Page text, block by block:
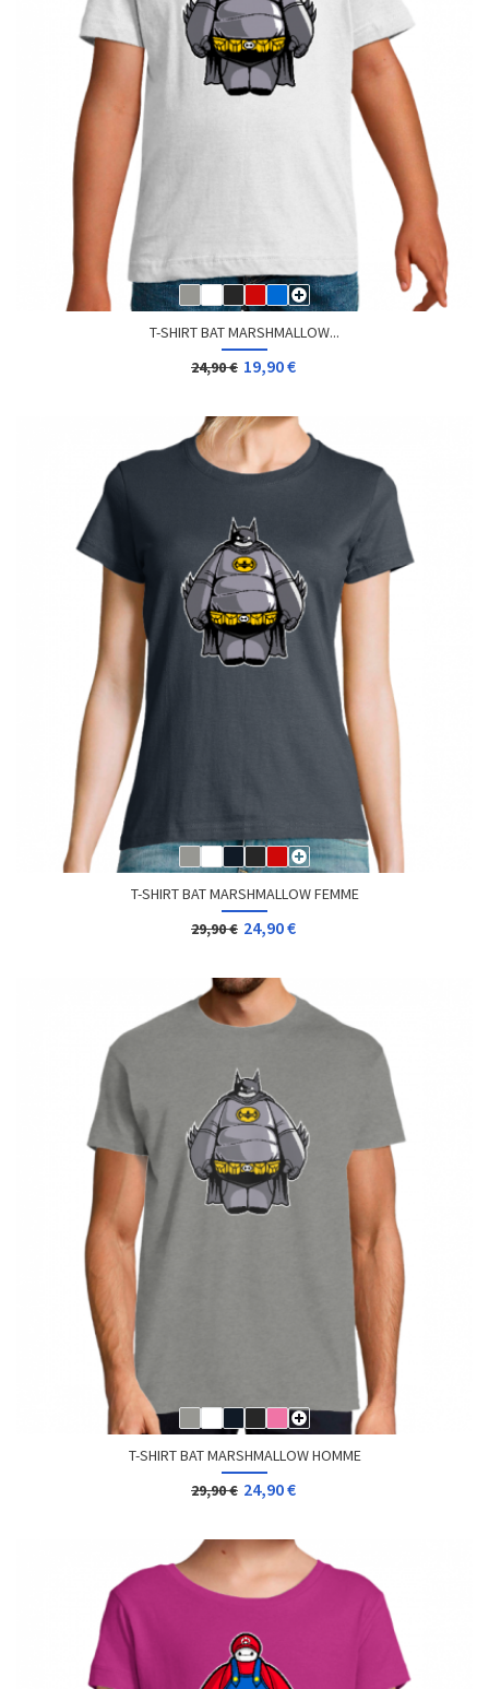
T-SHIRT BAT MARSHMALLOW...
24,90 € 19,90 €
T-SHIRT BAT MARSHMALLOW FEMME
29,90 € 24,90 €
T-SHIRT BAT MARSHMALLOW HOMME
29,90 € 24,90 €